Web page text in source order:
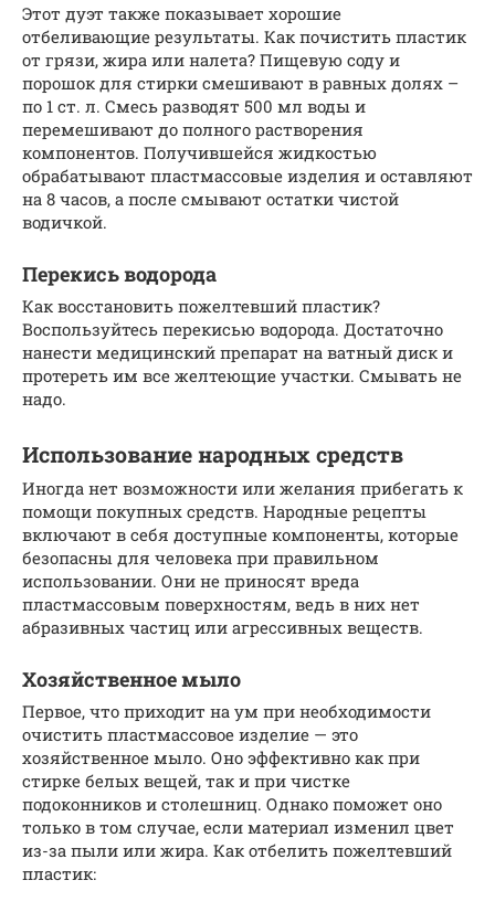
Этот дуэт также показывает хорошие
отбеливающие результаты. Как почистить пластик
от грязи, жира или налета? Пищевую соду и
порошок для стирки смешивают в равных долях –
по 1 ст. л. Смесь разводят 500 мл воды и
перемешивают до полного растворения
компонентов. Получившейся жидкостью
обрабатывают пластмассовые изделия и оставляют
на 8 часов, а после смывают остатки чистой
водичкой.
Перекись водорода
Как восстановить пожелтевший пластик?
Воспользуйтесь перекисью водорода. Достаточно
нанести медицинский препарат на ватный диск и
протереть им все желтеющие участки. Смывать не
надо.
Использование народных средств
Иногда нет возможности или желания прибегать к
помощи покупных средств. Народные рецепты
включают в себя доступные компоненты, которые
безопасны для человека при правильном
использовании. Они не приносят вреда
пластмассовым поверхностям, ведь в них нет
абразивных частиц или агрессивных веществ.
Хозяйственное мыло
Первое, что приходит на ум при необходимости
очистить пластмассовое изделие — это
хозяйственное мыло. Оно эффективно как при
стирке белых вещей, так и при чистке
подоконников и столешниц. Однако поможет оно
только в том случае, если материал изменил цвет
из-за пыли или жира. Как отбелить пожелтевший
пластик: